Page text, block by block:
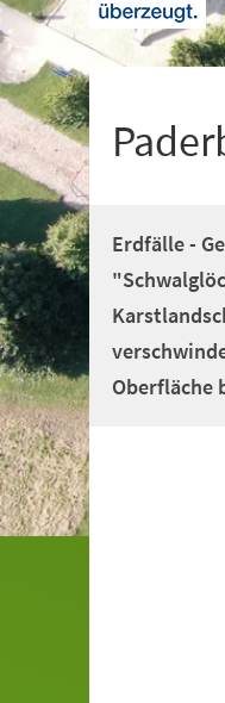
+
1
Erdfälle -
Oberfläche